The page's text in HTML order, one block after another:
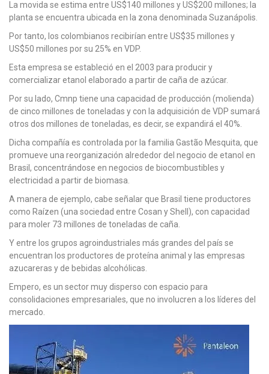
La movida se estima entre US$140 millones y US$200 millones; la
planta se encuentra ubicada en la zona denominada Suzanápolis.
Por tanto, los colombianos recibirían entre US$35 millones y
US$50 millones por su 25% en VDP.
Esta empresa se estableció en el 2003 para producir y
comercializar etanol elaborado a partir de caña de azúcar.
Por su lado, Cmnp tiene una capacidad de producción (molienda)
de cinco millones de toneladas y con la adquisición de VDP sumará
otros dos millones de toneladas, es decir, se expandirá el 40%.
Dicha compañía es controlada por la familia Gastão Mesquita, que
promueve una reorganización alrededor del negocio de etanol en
Brasil, concentrándose en negocios de biocombustibles y
electricidad a partir de biomasa.
A manera de ejemplo, cabe señalar que Brasil tiene productores
como Raízen (una sociedad entre Cosan y Shell), con capacidad
para moler 73 millones de toneladas de caña.
Y entre los grupos agroindustriales más grandes del país se
encuentran los productores de proteína animal y las empresas
azucareras y de bebidas alcohólicas.
Empero, es un sector muy disperso con espacio para
consolidaciones empresariales, que no involucren a los líderes del
mercado.